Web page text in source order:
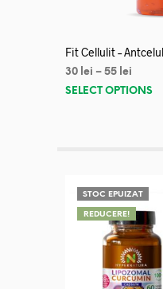
Fit Cellulit –
30 lei – 55 lei
SELECT OPTIONS
STOC EPUIZAT
REDUCERE!